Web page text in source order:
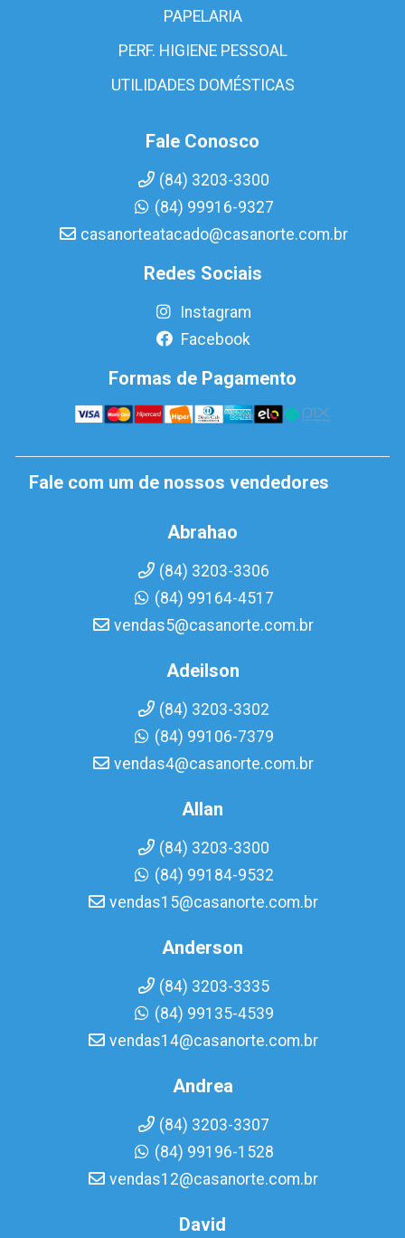
PAPELARIA
PERF. HIGIENE PESSOAL
UTILIDADES DOMÉSTICAS
Fale Conosco
(84) 3203-3300
(84) 99916-9327
casanorteatacado@casanorte.com.br
Redes Sociais
Instagram
Facebook
Formas de Pagamento
Fale com um de nossos vendedores
Abrahao
(84) 3203-3306
(84) 99164-4517
vendas5@casanorte.com.br
Adeilson
(84) 3203-3302
(84) 99106-7379
vendas4@casanorte.com.br
Allan
(84) 3203-3300
(84) 99184-9532
vendas15@casanorte.com.br
Anderson
(84) 3203-3335
(84) 99135-4539
vendas14@casanorte.com.br
Andrea
(84) 3203-3307
(84) 99196-1528
vendas12@casanorte.com.br
David